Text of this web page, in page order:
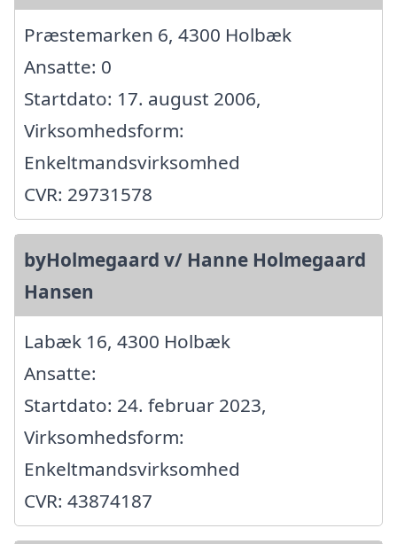
Præstemarken 6, 4300 Holbæk
Ansatte: 0
Startdato: 17. august 2006,
Virksomhedsform:
Enkeltmandsvirksomhed
CVR: 29731578
byHolmegaard v/ Hanne Holmegaard
Hansen
Labæk 16, 4300 Holbæk
Ansatte:
Startdato: 24. februar 2023,
Virksomhedsform:
Enkeltmandsvirksomhed
CVR: 43874187